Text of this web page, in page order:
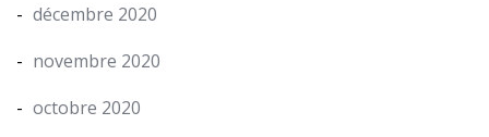
décembre 2020
novembre 2020
octobre 2020